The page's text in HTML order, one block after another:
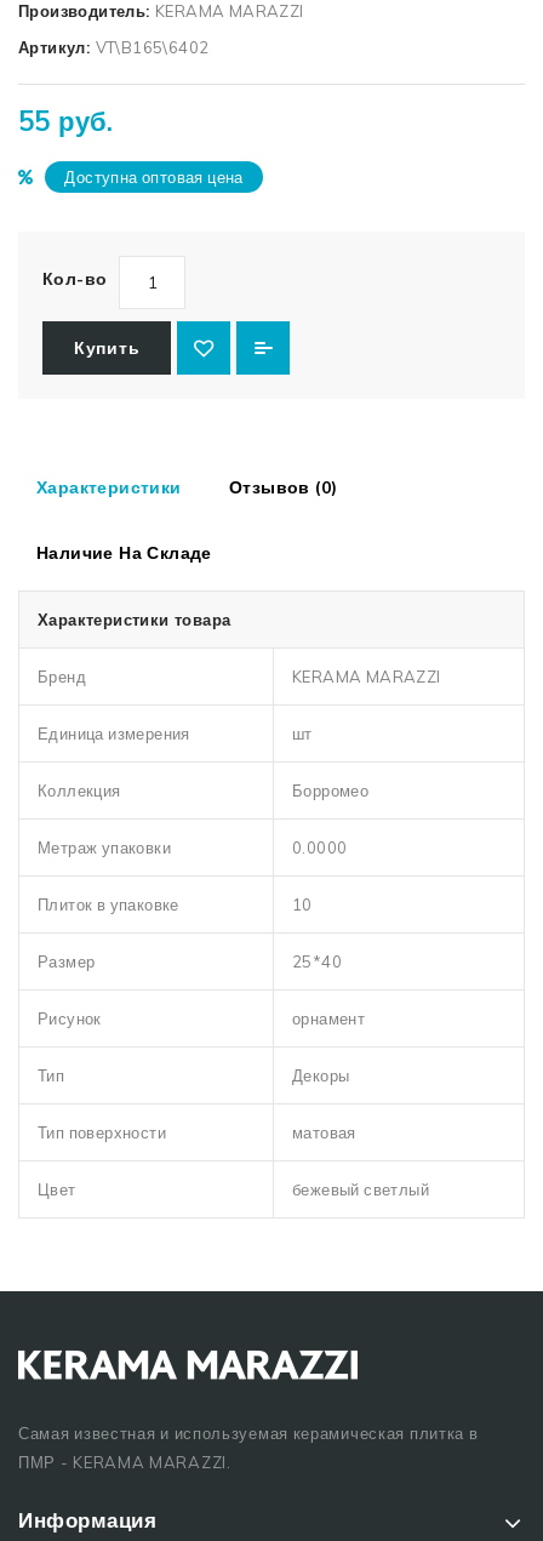
Производитель: KERAMA MARAZZI
Артикул: VT\B165\6402
55 руб.
Доступна оптовая цена
Кол-во
Купить
Характеристики Отзывов (0)
Наличие На Складе
Характеристики товара
Бренд KERAMA MARAZZI
Единица измерения шт
Коллекция Борромео
Метраж упаковки 0.0000
Плиток в упаковке 10
Размер 25*40
Рисунок орнамент
Тип Декоры
Тип поверхности матовая
Цвет бежевый светлый
Самая известная и используемая керамическая плитка в
ПМР - KERAMA MARAZZI.
Информация